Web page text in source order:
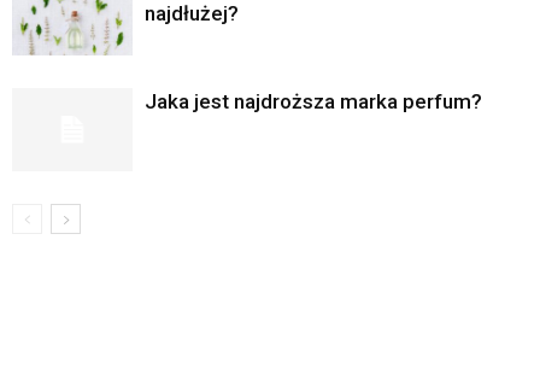
najdłużej?
Jaka jest najdroższa marka perfum?